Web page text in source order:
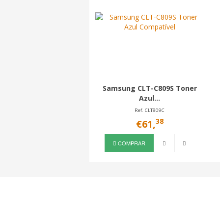
Samsung CLT-C809S Toner
Azul...
Ref. CLT809C
€61,38
COMPRAR